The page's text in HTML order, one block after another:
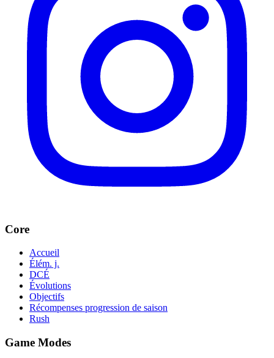
Core
Accueil
Élém. j.
DCÉ
Évolutions
Objectifs
Récompenses progression de saison
Rush
Game Modes